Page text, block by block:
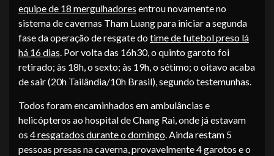
equipe de 18 mergulhadores entrou novamente no
sistema de cavernas Tham Luang para iniciar a segunda
fase da operação de resgate do time de futebol preso lá
há 16 dias. Por volta das 16h30, o quinto garoto foi
retirado; às 18h, o sexto; às 19h, o sétimo; o oitavo acaba
de sair (20h Tailândia/10h Brasil), segundo testemunhas.
Todos foram encaminhados em ambulâncias e
helicópteros ao hospital de Chang Rai, onde já estavam
os 4 resgatados durante o domingo. Ainda restam 5
pessoas presas na caverna, provavelmente 4 garotos e o